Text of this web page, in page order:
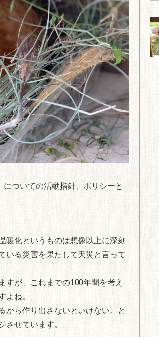
ついての活動指針、ポリシーと
暖化というものは想像以上に深刻
いる災害を果たして天災と言って
すが、これまでの100年間を考え
よね。
から作り出さないといけない。と
させています。